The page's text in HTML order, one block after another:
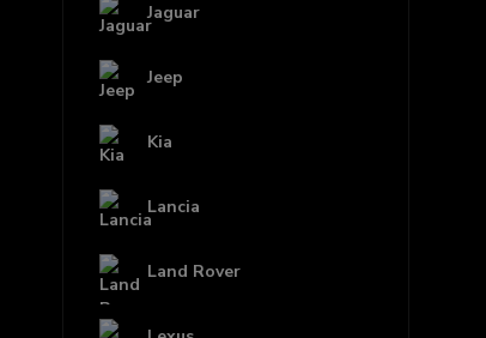
Jaguar
Jeep
Kia
Lancia
Land Rover